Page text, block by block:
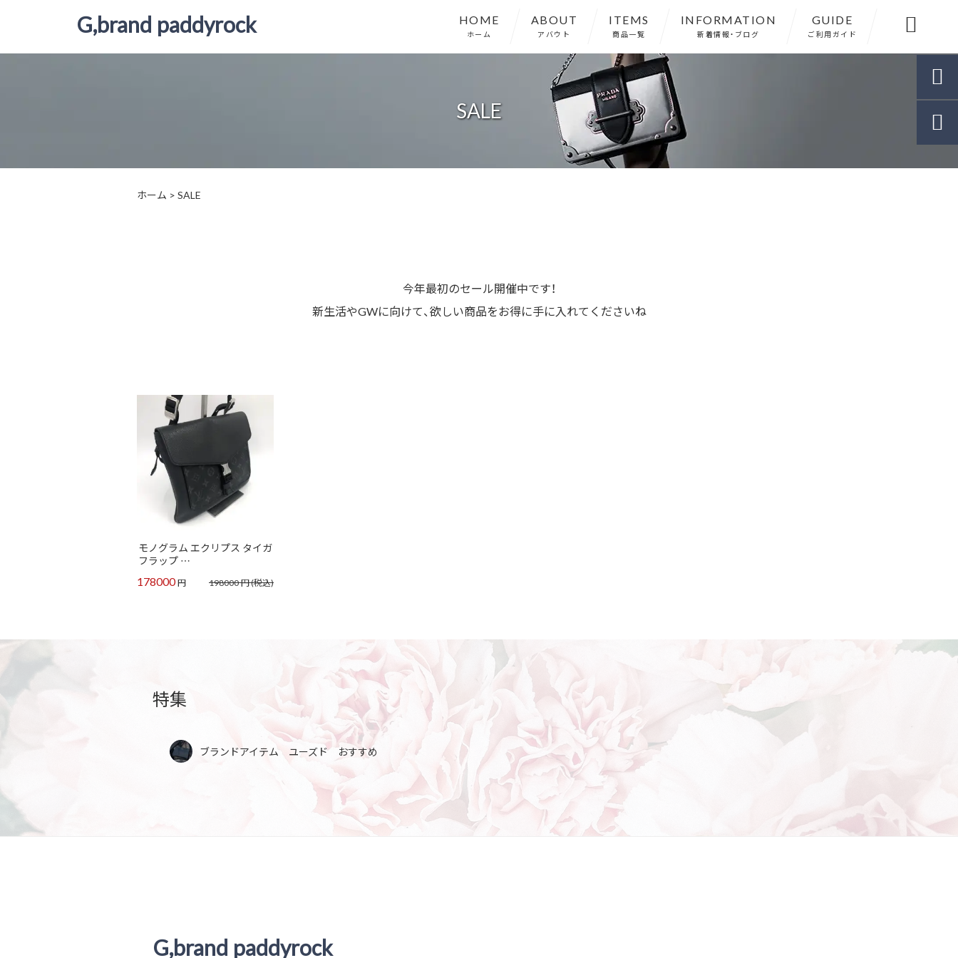
G,brand paddyrock HOME
ホーム
ABOUT
アバウト
ITEMS
商品一覧
INFORMATION
新着情報・ブログ
GUIDE
ご利用ガイド 
SALE
ホーム > SALE
今年最初のセール開催中です！
新生活やGWに向けて、欲しい商品をお得に手に入れてくださいね
モノグラム エクリプス タイガ
フラップ …
198000円(税込)
178000円
特集
ブランドアイテム ユーズド おすすめ
G,brand paddyrock

